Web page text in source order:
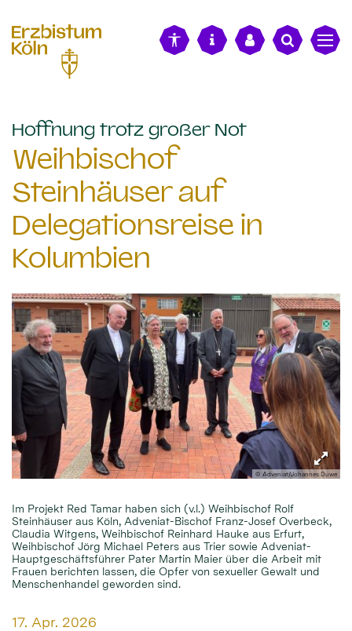
Hoffnung trotz großer Not:
Weihbischof
Steinhäuser auf
Delegationsreise in
Kolumbien
© Adveniat/Johannes Duwe
Im Projekt Red Tamar haben sich (v.l.) Weihbischof Rolf
Steinhäuser aus Köln, Adveniat-Bischof Franz-Josef Overbeck,
Claudia Witgens, Weihbischof Reinhard Hauke aus Erfurt,
Weihbischof Jörg Michael Peters aus Trier sowie Adveniat-
Hauptgeschäftsführer Pater Martin Maier über die Arbeit mit
Frauen berichten lassen, die Opfer von sexueller Gewalt und
Menschenhandel geworden sind.
Datum:
17. Apr. 2026